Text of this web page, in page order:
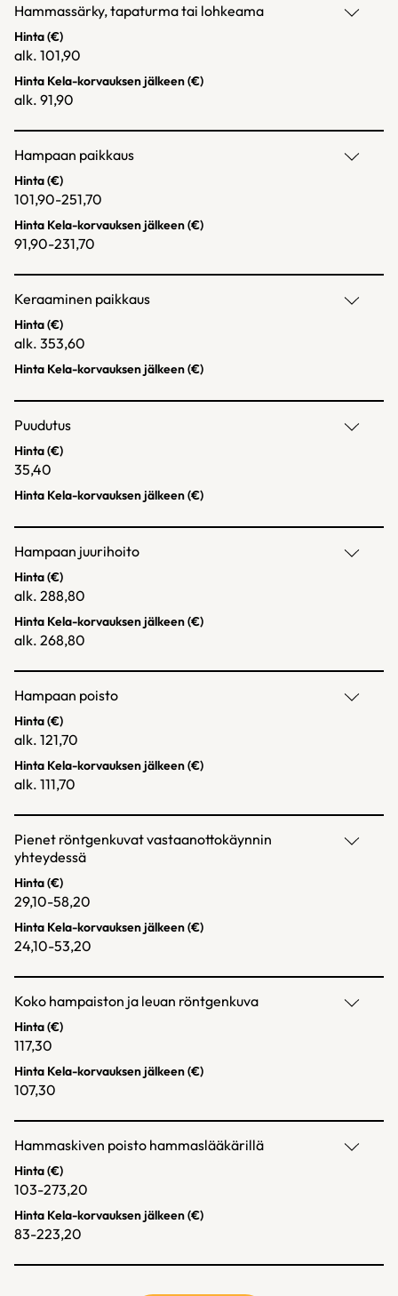
Hammassärky, tapaturma tai lohkeama
Hinta (€)
alk. 101,90
Hinta Kela-korvauksen jälkeen (€)
alk. 91,90
Hampaan paikkaus
Hinta (€)
101,90-251,70
Hinta Kela-korvauksen jälkeen (€)
91,90-231,70
Keraaminen paikkaus
Hinta (€)
alk. 353,60
Hinta Kela-korvauksen jälkeen (€)
Puudutus
Hinta (€)
35,40
Hinta Kela-korvauksen jälkeen (€)
Hampaan juurihoito
Hinta (€)
alk. 288,80
Hinta Kela-korvauksen jälkeen (€)
alk. 268,80
Hampaan poisto
Hinta (€)
alk. 121,70
Hinta Kela-korvauksen jälkeen (€)
alk. 111,70
Pienet röntgenkuvat vastaanottokäynnin
yhteydessä
Hinta (€)
29,10-58,20
Hinta Kela-korvauksen jälkeen (€)
24,10-53,20
Koko hampaiston ja leuan röntgenkuva
Hinta (€)
117,30
Hinta Kela-korvauksen jälkeen (€)
107,30
Hammaskiven poisto hammaslääkärillä
Hinta (€)
103-273,20
Hinta Kela-korvauksen jälkeen (€)
83-223,20